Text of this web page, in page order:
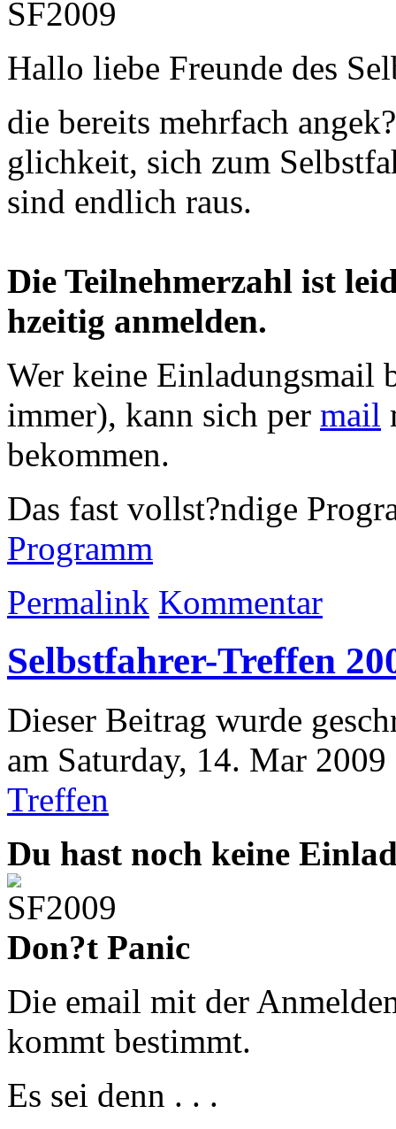
Hallo liebe Freunde des
die bereits mehrfach
glichkeit, sich zum
sind endlich raus.
Die Teilnehmerzahl ist
hzeitig anmelden.
Wer keine Einladungsmail
immer), kann sich per mail
bekommen.
Das fast vollst?ndige
Programm
Permalink Kommentar
Selbstfahrer-Treffen
Dieser Beitrag wurde
am Saturday, 14. Mar
Treffen
Du hast noch keine
Don?t Panic
Die email mit der
kommt bestimmt.
Es sei denn . . .